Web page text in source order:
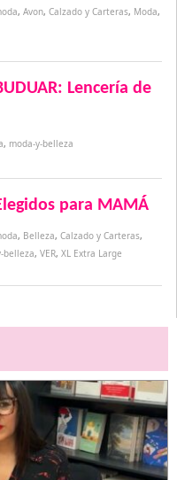
, Avon, Calzado y Carteras, Moda,
Lencería de
, moda-y-belleza
para MAMÁ
, Belleza, Calzado y Carteras,
belleza, VER, XL Extra Large